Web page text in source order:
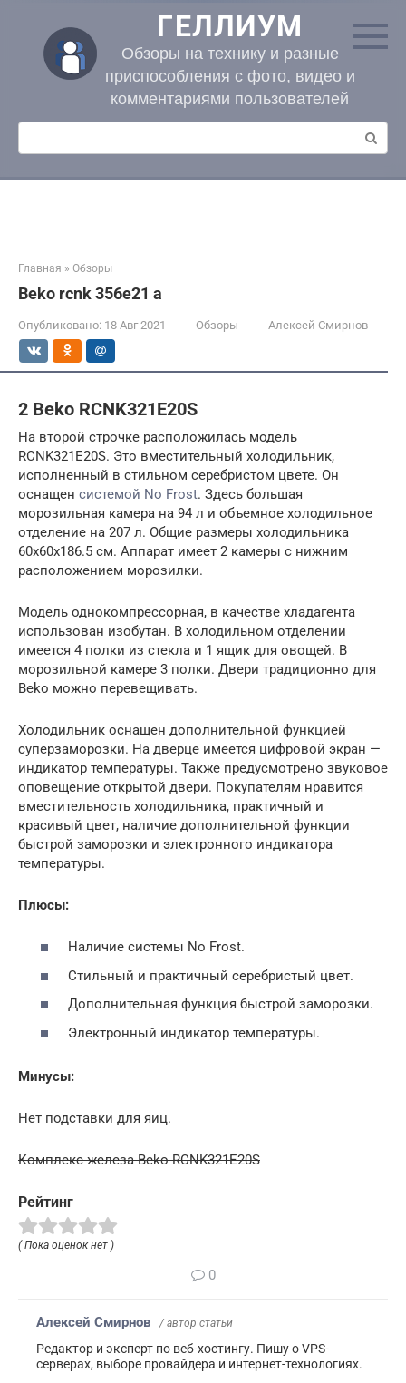
контенту
ГЕЛЛИУМ
Обзоры на технику и разные
приспособления с фото, видео и
комментариями пользователей
Поиск:
Главная » Обзоры
Beko rcnk 356e21 a
Опубликовано: 18 Авг 2021 Обзоры Алексей Смирнов
2 Beko RCNK321E20S
На второй строчке расположилась модель
RCNK321E20S. Это вместительный холодильник,
исполненный в стильном серебристом цвете. Он
оснащен системой No Frost. Здесь большая
морозильная камера на 94 л и объемное холодильное
отделение на 207 л. Общие размеры холодильника
60x60x186.5 см. Аппарат имеет 2 камеры с нижним
расположением морозилки.
Модель однокомпрессорная, в качестве хладагента
использован изобутан. В холодильном отделении
имеется 4 полки из стекла и 1 ящик для овощей. В
морозильной камере 3 полки. Двери традиционно для
Beko можно перевещивать.
Холодильник оснащен дополнительной функцией
суперзаморозки. На дверце имеется цифровой экран —
индикатор температуры. Также предусмотрено звуковое
оповещение открытой двери. Покупателям нравится
вместительность холодильника, практичный и
красивый цвет, наличие дополнительной функции
быстрой заморозки и электронного индикатора
температуры.
Плюсы:
Наличие системы No Frost.
Стильный и практичный серебристый цвет.
Дополнительная функция быстрой заморозки.
Электронный индикатор температуры.
Минусы:
Нет подставки для яиц.
Комплекс железа Beko RCNK321E20S
Рейтинг
( Пока оценок нет )
0
Алексей Смирнов / автор статьи
Редактор и эксперт по веб-хостингу. Пишу о VPS-
серверах, выборе провайдера и интернет-технологиях.